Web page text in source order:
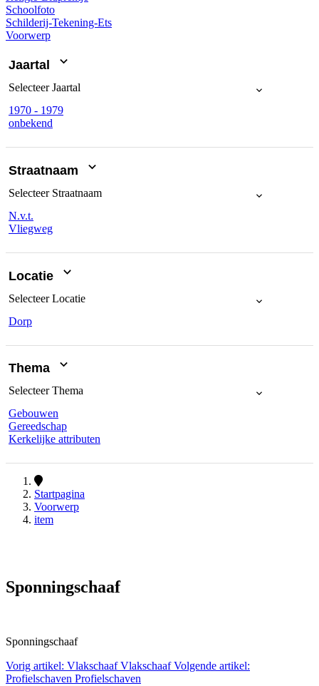
Schoolfoto
Schilderij-Tekening-Ets
Voorwerp
Jaartal
SelecteerJaartal
1970 - 1979
onbekend
Straatnaam
SelecteerStraatnaam
N.v.t.
Vliegweg
Locatie
SelecteerLocatie
Dorp
Thema
SelecteerThema
Gebouwen
Gereedschap
Kerkelijke attributen
Startpagina
Voorwerp
item
Sponningschaaf
Sponningschaaf
Vorig artikel: VlakschaafVlakschaaf Volgende artikel:
Profielschaven Profielschaven